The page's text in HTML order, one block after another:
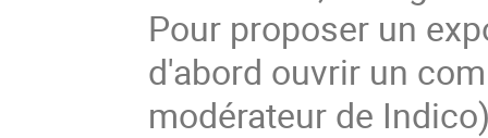
Pour proposer un
d'abord ouvrir un
modérateur de